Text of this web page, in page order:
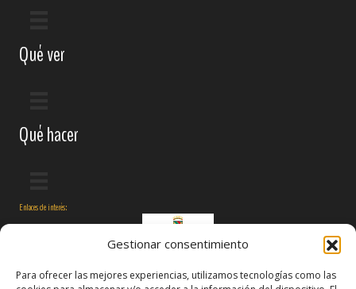
Gestionar consentimiento
Para ofrecer las mejores experiencias, utilizamos tecnologías como las
Qué ver
Qué hacer
Enlaces de interés: